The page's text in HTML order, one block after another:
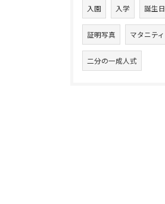
入園 入学 誕生日
証明写真 マタニティ
二分の一成人式